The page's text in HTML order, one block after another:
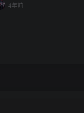
4年前